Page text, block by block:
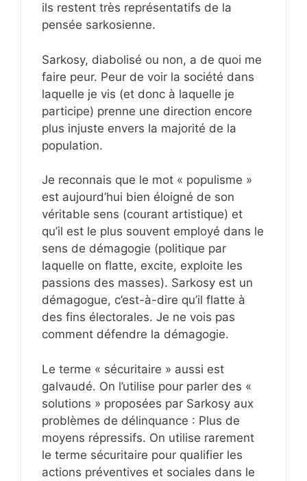
ils restent très représentatifs de la
pensée sarkosienne.
Sarkosy, diabolisé ou non, a de quoi me
faire peur. Peur de voir la société dans
laquelle je vis (et donc à laquelle je
participe) prenne une direction encore
plus injuste envers la majorité de la
population.
Je reconnais que le mot « populisme »
est aujourd’hui bien éloigné de son
véritable sens (courant artistique) et
qu’il est le plus souvent employé dans le
sens de démagogie (politique par
laquelle on flatte, excite, exploite les
passions des masses). Sarkosy est un
démagogue, c’est-à-dire qu’il flatte à
des fins électorales. Je ne vois pas
comment défendre la démagogie.
Le terme « sécuritaire » aussi est
galvaudé. On l’utilise pour parler des «
solutions » proposées par Sarkosy aux
problèmes de délinquance : Plus de
moyens répressifs. On utilise rarement
le terme sécuritaire pour qualifier les
actions préventives et sociales dans le